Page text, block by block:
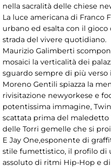
nella sacralità delle chiese
La luce americana di Franco
urbano ed esalta con il
strada del vivere quotidiano.
Maurizio Galimberti
mosaici la verticalità dei
sguardo sempre di più verso
Moreno Gentili spiazza la
rivisitazione newyorkese e
potentissima immagine, Twin
scattata prima del maledetto
delle Torri gemelle che si
E Jay One,esponente di
stile fumettistico, il profilo di
assoluto di ritmi Hip-Hop e